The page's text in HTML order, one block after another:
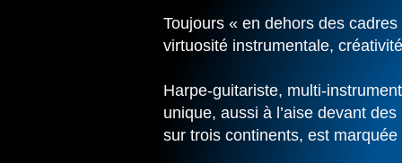
Toujours « en dehors des
virtuosité instrumentale,
Harpe-guitariste, multi-
unique, aussi à l’aise devant
sur trois continents, est